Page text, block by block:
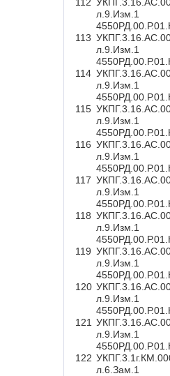
л.9.Изм.1
113
л.9.Изм.1
114
л.9.Изм.1
115
л.9.Изм.1
116
л.9.Изм.1
117
л.9.Изм.1
118
л.9.Изм.1
119
л.9.Изм.1
120
л.9.Изм.1
121
л.9.Изм.1
122
л.6.Зам.1